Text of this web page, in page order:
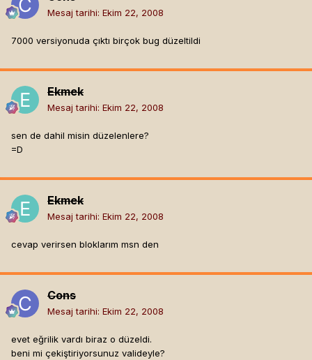
Mesaj tarihi: Ekim 22, 2008
7000 versiyonuda çıktı birçok bug düzeltildi
Ekmek
Mesaj tarihi: Ekim 22, 2008
sen de dahil misin düzelenlere?
=D
Ekmek
Mesaj tarihi: Ekim 22, 2008
cevap verirsen bloklarım msn den
Cons
Mesaj tarihi: Ekim 22, 2008
evet eğrilik vardı biraz o düzeldi.
beni mi çekiştiriyorsunuz valideyle?